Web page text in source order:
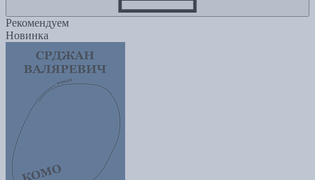
Рекомендуем
Новинка